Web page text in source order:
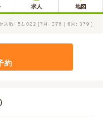
求人 地図
ス数: 51,022 [7月: 376 | 6月: 379 ]
約